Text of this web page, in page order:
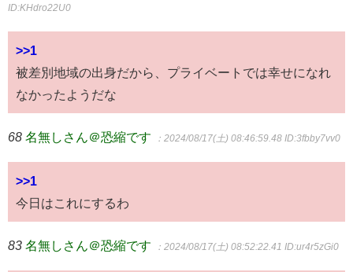
ID:KHdro22U0
>>1
被差別地域の出身だから、プライベートでは幸せになれ
なかったようだな
68 名無しさん＠恐縮です ：2024/08/17(土) 08:46:59.48 ID:3fbby7vv0
>>1
今日はこれにするわ
83 名無しさん＠恐縮です ：2024/08/17(土) 08:52:22.41 ID:ur4r5zGi0